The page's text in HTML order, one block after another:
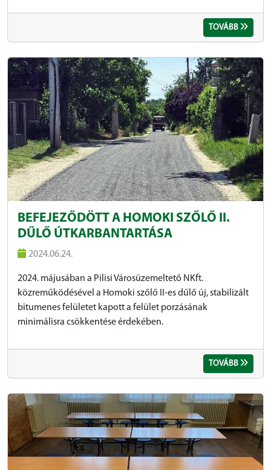
TOVÁBB
BEFEJEZŐDÖTT A HOMOKI SZŐLŐ II.
DŰLŐ ÚTKARBANTARTÁSA
2024.06.24.
2024. májusában a Pilisi Városüzemeltető NKft.
közreműködésével a Homoki szőlő II-es dűlő új, stabilizált
bitumenes felületet kapott a felület porzásának
minimálisra csökkentése érdekében.
TOVÁBB